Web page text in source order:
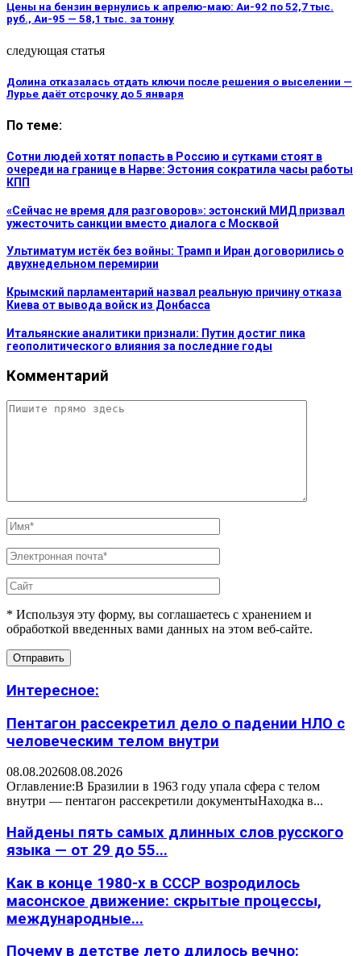
Цены на бензин вернулись к апрелю-маю: Аи-92 по 52,7 тыс.
руб., Аи-95 — 58,1 тыс. за тонну
следующая статья
Долина отказалась отдать ключи после решения о выселении —
Лурье даёт отсрочку до 5 января
По теме:
Сотни людей хотят попасть в Россию и сутками стоят в
очереди на границе в Нарве: Эстония сократила часы работы
КПП
«Сейчас не время для разговоров»: эстонский МИД призвал
ужесточить санкции вместо диалога с Москвой
Ультиматум истёк без войны: Трамп и Иран договорились о
двухнедельном перемирии
Крымский парламентарий назвал реальную причину отказа
Киева от вывода войск из Донбасса
Итальянские аналитики признали: Путин достиг пика
геополитического влияния за последние годы
Комментарий
* Используя эту форму, вы соглашаетесь с хранением и
обработкой введенных вами данных на этом веб-сайте.
Интересное:
Пентагон рассекретил дело о падении НЛО с
человеческим телом внутри
08.08.202608.08.2026
Оглавление:В Бразилии в 1963 году упала сфера с телом
внутри — пентагон рассекретили документыНаходка в...
Найдены пять самых длинных слов русского
языка — от 29 до 55...
Как в конце 1980-х в СССР возродилось
масонское движение: скрытые процессы,
международные...
Почему в детстве лето длилось вечно: